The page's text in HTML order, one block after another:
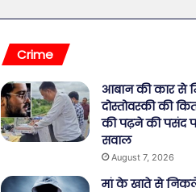
Crime
आबान की कार से
दोस्तोवस्की की
की पढ़ने की पसंद
सवाल
August 7, 2026
मां के खाते से